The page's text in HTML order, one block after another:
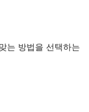
는 방법을 선택하는